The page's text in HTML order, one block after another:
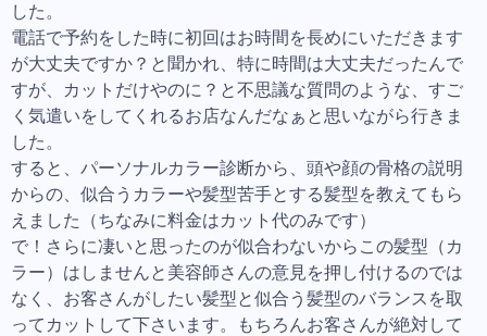
した。
電話で予約をした時に初回はお時間を長めにいただきます
が大丈夫ですか？と聞かれ、特に時間は大丈夫だったんで
すが、カットだけやのに？と不思議な質問のような、すご
く気遣いをしてくれるお店なんだなぁと思いながら行きま
した。
すると、パーソナルカラー診断から、頭や顔の骨格の説明
からの、似合うカラーや髪型苦手とする髪型を教えてもら
えました（ちなみに料金はカット代のみです）
で！さらに凄いと思ったのが似合わないからこの髪型（カ
ラー）はしませんと美容師さんの意見を押し付けるのでは
なく、お客さんがしたい髪型と似合う髪型のバランスを取
ってカットして下さいます。もちろんお客さんが絶対して